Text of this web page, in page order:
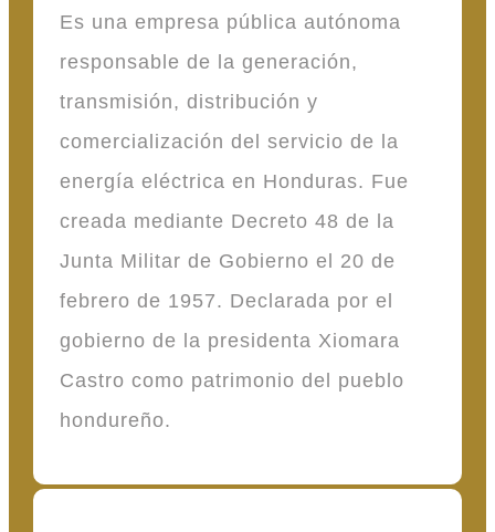
Es una empresa pública autónoma
responsable de la generación,
transmisión, distribución y
comercialización del servicio de la
energía eléctrica en Honduras. Fue
creada mediante Decreto 48 de la
Junta Militar de Gobierno el 20 de
febrero de 1957. Declarada por el
gobierno de la presidenta Xiomara
Castro como patrimonio del pueblo
hondureño.